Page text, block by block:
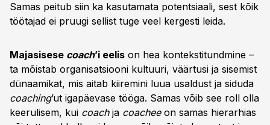
Samas peitub siin ka kasutamata potentsiaali, sest kõik
töötajad ei pruugi sellist tuge veel kergesti leida.
Majasisese coach’i eelis on hea kontekstitundmine –
ta mõistab organisatsiooni kultuuri, väärtusi ja sisemist
dünaamikat, mis aitab kiiremini luua usaldust ja siduda
coaching’ut igapäevase tööga. Samas võib see roll olla
keerulisem, kui coach ja coachee on samas hierarhias